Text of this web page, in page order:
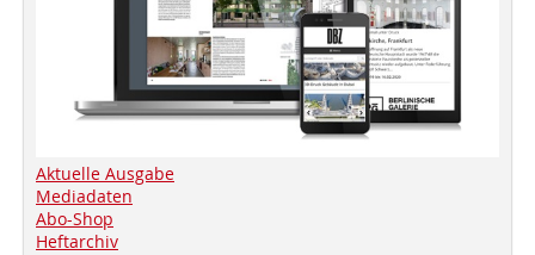
Aktuelle Ausgabe
Mediadaten
Abo-Shop
Heftarchiv